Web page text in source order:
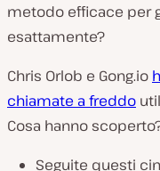
metodo efficace per
esattamente?
Chris Orlob e Gong.io
chiamate a freddo
Cosa hanno
Seguite questi